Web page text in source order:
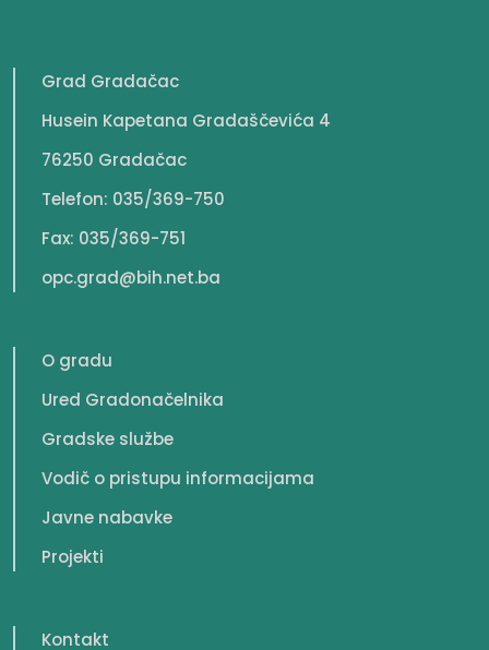
Grad Gradačac
Husein Kapetana Gradaščevića 4
76250 Gradačac
Telefon: 035/369-750
Fax: 035/369-751
opc.grad@bih.net.ba
O gradu
Ured Gradonačelnika
Gradske službe
Vodič o pristupu informacijama
Javne nabavke
Projekti
Kontakt